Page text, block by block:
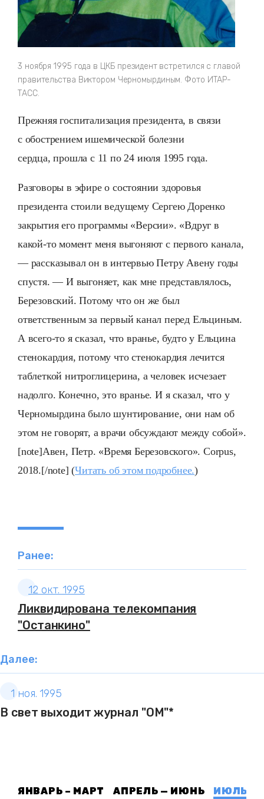
3 ноября 1995 года в ЦКБ президент встретился с главой
правительства Виктором Черномырдиным. Фото ИТАР-
ТАСС.
Прежняя госпитализация президента, в связи
с обострением ишемической болезни
сердца, прошла с 11 по 24 июля 1995 года.
Разговоры в эфире о состоянии здоровья
президента стоили ведущему Сергею Доренко
закрытия его программы «Версии». «Вдруг в
какой-то момент меня выгоняют с первого канала,
— рассказывал он в интервью Петру Авену годы
спустя. — И выгоняет, как мне представлялось,
Березовский. Потому что он же был
ответственным за первый канал перед Ельциным.
А всего-то я сказал, что вранье, будто у Ельцина
стенокардия, потому что стенокардия лечится
таблеткой нитроглицерина, а человек исчезает
надолго. Конечно, это вранье. И я сказал, что у
Черномырдина было шунтирование, они нам об
этом не говорят, а врачи обсуждают между собой».
[note]Авен, Петр. «ВремяБерезовского». Corpus,
2018.[/note] (Читать об этом подробнее.)
Ранее:
12 окт. 1995
Ликвидирована телекомпания
"Останкино"
Далее:
1 ноя. 1995
В свет выходит журнал "ОМ"*
ЯНВАРЬ – МАРТ АПРЕЛЬ — ИЮНЬ ИЮЛЬ —